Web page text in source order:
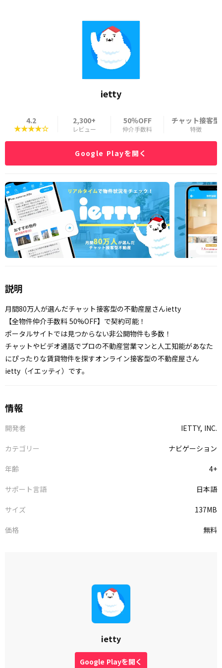
ietty
4.2
★★★★☆
2,300+
レビュー
50％OFF
仲介手数料
チャット接客型
特徴
Google Playを開く
説明
月間80万人が選んだチャット接客型の不動産屋さんietty
【全物件仲介手数料 50%OFF】で契約可能！
ポータルサイトでは見つからない非公開物件も多数！
チャットやビデオ通話でプロの不動産営業マンと人工知能があなた
にぴったりな賃貸物件を探すオンライン接客型の不動産屋さん
ietty（イエッティ）です。
情報
開発者 IETTY, INC.
カテゴリー ナビゲーション
年齢 4+
サポート言語 日本語
サイズ 137MB
価格 無料
ietty
Google Playを開く